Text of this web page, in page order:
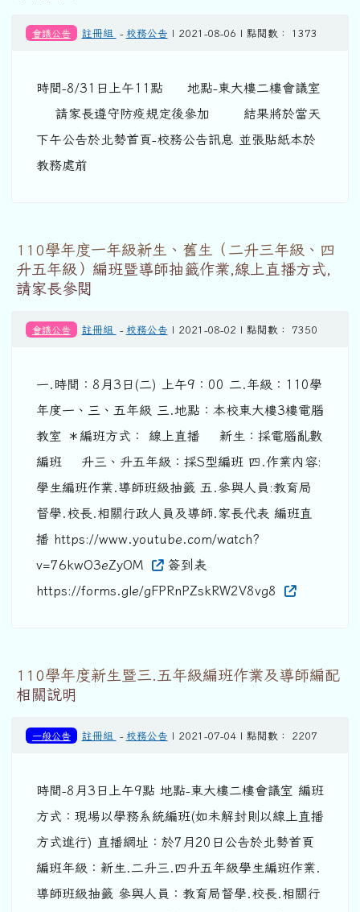
會議公告 註冊組 - 校務公告 | 2021-08-06 | 點閱數： 1373
時間-8/31日上午11點 地點-東大樓二樓會議室
請家長遵守防疫規定後參加 結果將於當天
下午公告於北勢首頁-校務公告訊息 並張貼紙本於
教務處前
110學年度一年級新生、舊生（二升三年級、四
升五年級）編班暨導師抽籤作業,線上直播方式,
請家長參閱
會議公告 註冊組 - 校務公告 | 2021-08-02 | 點閱數： 7350
一.時間：8月3日(二) 上午9：00 二.年級：110學
年度一、三、五年級 三.地點：本校東大樓3樓電腦
教室 ＊編班方式： 線上直播 新生：採電腦亂數
編班 升三、升五年級：採S型編班 四.作業內容:
學生編班作業.導師班級抽籤 五.參與人員:教育局
督學.校長.相關行政人員及導師.家長代表 編班直
播 https://www.youtube.com/watch?
v=76kwO3eZyOM
簽到表
https://forms.gle/gFPRnPZskRW2V8vg8
110學年度新生暨三.五年級編班作業及導師編配
相關說明
一般公告 註冊組 - 校務公告 | 2021-07-04 | 點閱數： 2207
時間-8月3日上午9點 地點-東大樓二樓會議室 編班
方式：現場以學務系統編班(如未解封則以線上直播
方式進行) 直播網址：於7月20日公告於北勢首頁
編班年級：新生.二升三.四升五年級學生編班作業.
導師班級抽籤 參與人員：教育局督學.校長.相關行